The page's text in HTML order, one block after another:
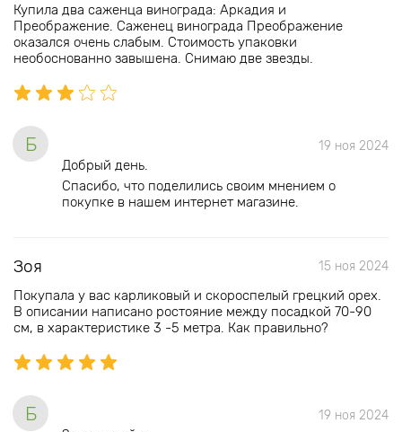
Купила два саженца винограда: Аркадия и
Преображение. Саженец винограда Преображение
оказался очень слабым. Стоимость упаковки
необоснованно завышена. Снимаю две звезды.
Б 19 ноя 2024
Добрый день.
Спасибо, что поделились своим мнением о
покупке в нашем интернет магазине.
Зоя 15 ноя 2024
Покупала у вас карликовый и скороспелый грецкий орех.
В описании написано ростояние между посадкой 70-90
см, в характеристике 3 -5 метра. Как правильно?
Б 19 ноя 2024